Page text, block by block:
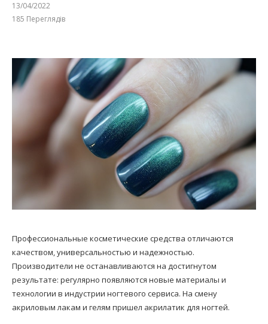
13/04/2022
185 Переглядів
Профессиональные косметические средства отличаются
качеством, универсальностью и надежностью.
Производители не останавливаются на достигнутом
результате: регулярно появляются новые материалы и
технологии в индустрии ногтевого сервиса. На смену
акриловым лакам и гелям пришел акрилатик для ногтей.